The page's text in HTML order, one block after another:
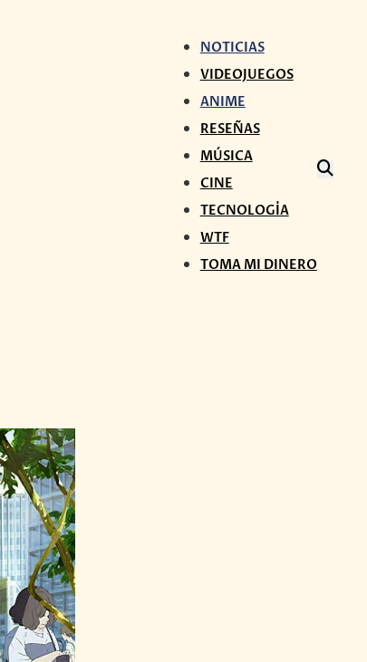
NOTICIAS
VIDEOJUEGOS
ANIME
RESEÑAS
MÚSICA
CINE
TECNOLOGÍA
WTF
TOMA MI DINERO